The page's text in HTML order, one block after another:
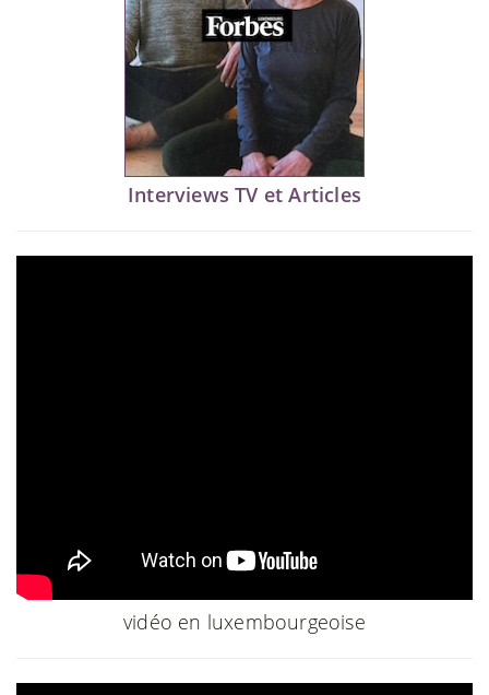
Interviews TV et Articles
vidéo en luxembourgeoise